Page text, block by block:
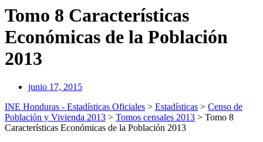
Tomo 8 Características
Económicas de la Población
2013
junio 17, 2015
INE Honduras - Estadísticas Oficiales > Estadísticas > Censo de
Población y Vivienda 2013 > Tomos censales 2013 > Tomo 8
Características Económicas de la Población 2013